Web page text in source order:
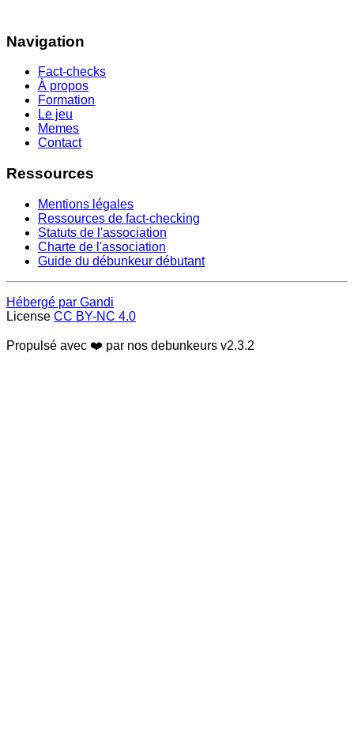
Navigation
Fact-checks
À propos
Formation
Le jeu
Memes
Contact
Ressources
Mentions légales
Ressources de fact-checking
Statuts de l'association
Charte de l'association
Guide du débunkeur débutant
Hébergé par Gandi
License CC BY-NC 4.0
Propulsé avec ❤️ par nos debunkeurs v2.3.2